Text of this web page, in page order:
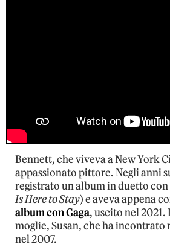
Bennett, che viveva a New York
appassionato pittore. Negli anni
registrato un album in duetto
Is Here to Stay) e aveva appena
album con Gaga, uscito nel 2021.
moglie, Susan, che ha incontrato
nel 2007.